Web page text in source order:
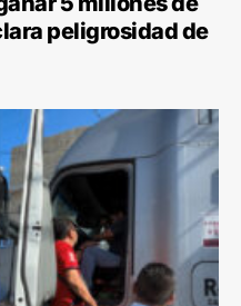
peligrosidad de